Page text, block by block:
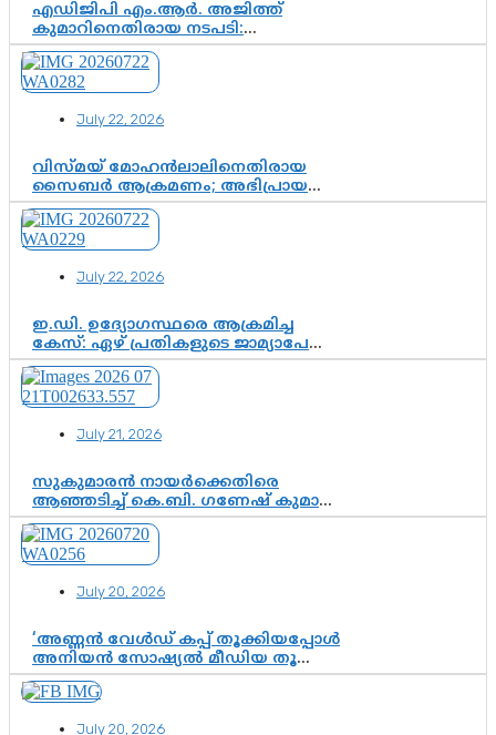
എഡിജിപി എം.ആർ. അജിത്ത്
കുമാറിനെതിരായ നടപടി:
സസ്പെൻഷനിൽ ഒതുങ്ങുമോ,
അതോ കൂടുതൽ കടുത്ത
നടപടികളിലേക്കോ?
July 22, 2026
വിസ്മയ് മോഹൻലാലിനെതിരായ
സൈബർ ആക്രമണം; അഭിപ്രായ
സ്വാതന്ത്ര്യത്തെ നിശ്ശബ്ദമാക്കുന്ന
ഡിജിറ്റൽ ഗുണ്ടായിസത്തിന് അറുതി
വേണം
July 22, 2026
ഇ.ഡി. ഉദ്യോഗസ്ഥരെ ആക്രമിച്ച
കേസ്: ഏഴ് പ്രതികളുടെ ജാമ്യാപേക്ഷ
വീണ്ടും തള്ളി; അന്വേഷണം തുടരാൻ
കോടതി അനുമതി
July 21, 2026
സുകുമാരൻ നായർക്കെതിരെ
ആഞ്ഞടിച്ച് കെ.ബി. ഗണേഷ് കുമാർ,
വി.ഡി. സതീശന് പൂർണ പിന്തുണ
July 20, 2026
‘അണ്ണൻ വേൾഡ് കപ്പ് തൂക്കിയപ്പോൾ
അനിയൻ സോഷ്യൽ മീഡിയ തൂക്കി’;
ലാമിൻ യമാലിന്റെ
കിരീടധാരണത്തിനിടെ
July 20, 2026